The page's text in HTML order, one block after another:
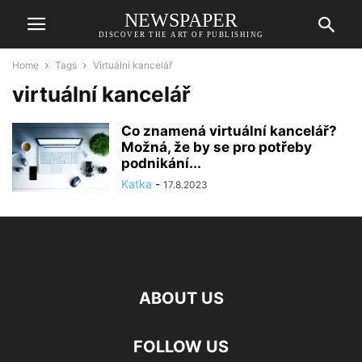
NEWSPAPER
DISCOVER THE ART OF PUBLISHING
Home Tags Virtuální kancelář
virtuální kancelář
Co znamená virtuální kancelář?
Možná, že by se pro potřeby
podnikání...
Katka - 17.8.2023
ABOUT US
FOLLOW US